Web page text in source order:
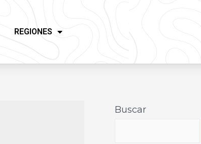
REGIONES
Buscar